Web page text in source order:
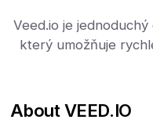
Veed.io je
který umožňuje
About VEED.IO